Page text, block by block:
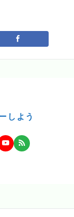
しよう